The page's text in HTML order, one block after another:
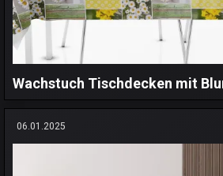
Wachstuch Tischdecken mit
06.01.2025